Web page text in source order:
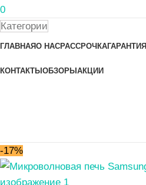
0
Категории
ГЛАВНАЯО НАСРАССРОЧКАГАРАНТИЯ
КОНТАКТЫ ОБЗОРЫ АКЦИИ
-17%